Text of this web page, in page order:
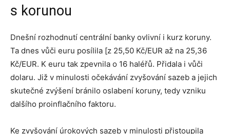
s korunou
Dnešní rozhodnutí centrální banky ovlivní i kurz koruny.
Ta dnes vůči euru posílila [z 25,50 Kč/EUR až na 25,36
Kč/EUR. K euru tak zpevnila o 16 haléřů. Přidala i vůči
dolaru. Již v minulosti očekávání zvyšování sazeb a jejich
skutečné zvýšení bránilo oslabení koruny, tedy vzniku
dalšího proinflačního faktoru.
Ke zvyšování úrokových sazeb v minulosti přistoupila